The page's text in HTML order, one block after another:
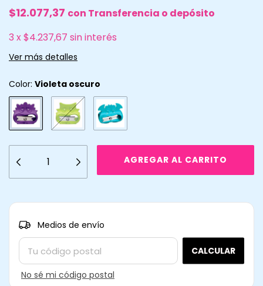
$12.077,37 con Transferencia o depósito
3 x$4.237,67 sin interés
Ver más detalles
Color: Violeta oscuro
Medios de envío
CALCULAR
No sé mi código postal